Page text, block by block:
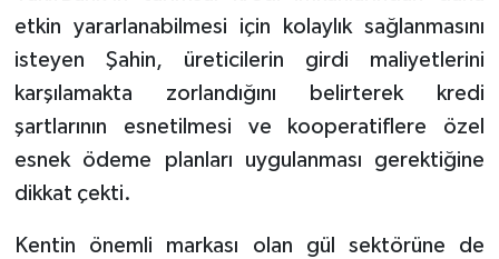
etkin yararlanabilmesi için kolaylık sağlanmasını
isteyen Şahin, üreticilerin girdi maliyetlerini
karşılamakta zorlandığını belirterek kredi
şartlarının esnetilmesi ve kooperatiflere özel
esnek ödeme planları uygulanması gerektiğine
dikkat çekti.
Kentin önemli markası olan gül sektörüne de